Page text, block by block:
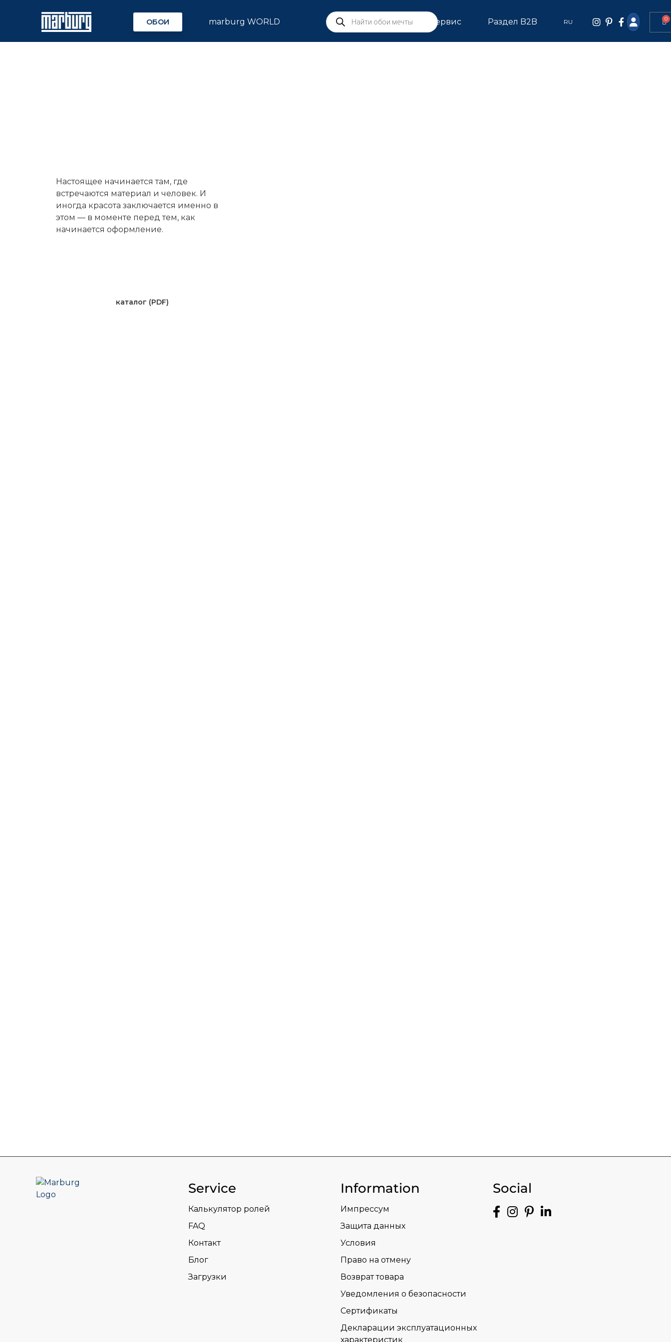
ОБОИ marburg WORLD Сервис Раздел B2B RU 0
Настоящее начинается там, где
встречаются материал и человек. И
иногда красота заключается именно в
этом — в моменте перед тем, как
начинается оформление.
каталог (PDF)
Service
Калькулятор ролей
FAQ
Контакт
Блог
Загрузки
Information
Импрессум
Защита данных
Условия
Право на отмену
Возврат товара
Уведомления о безопасности
Сертификаты
Декларации эксплуатационных
характеристик
Social